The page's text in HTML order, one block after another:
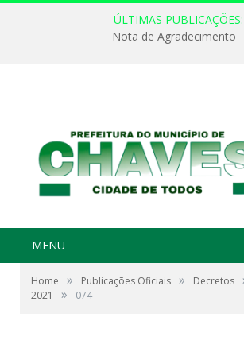
ÚLTIMAS PUBLICAÇÕES:
Nota de Agradecimento
MENU
Home » Publicações Oficiais » Decretos
2021
» 074